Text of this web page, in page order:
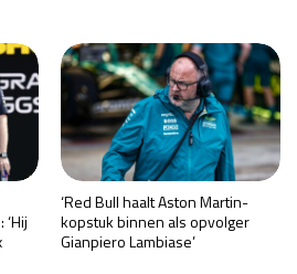
‘Red Bull haalt Aston Martin-
kopstuk binnen als opvolger
Gianpiero Lambiase’